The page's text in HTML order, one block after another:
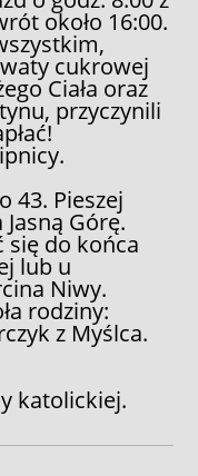
około 16:00.
cukrowej
Ciała oraz
przyczynili
43. Pieszej
Górę.
się do końca
lub u
Niwy.
rodziny:
z Myślca.
katolickiej.